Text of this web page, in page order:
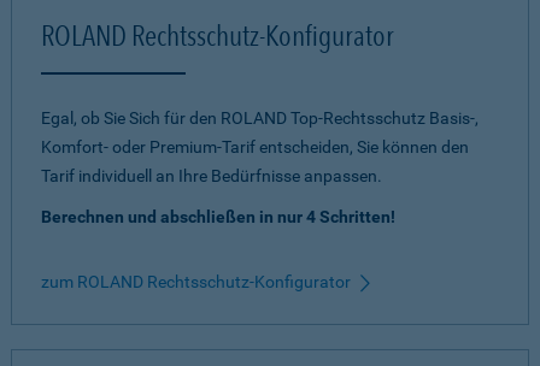
ROLAND Rechtsschutz-Konfigurator
Egal, ob Sie Sich für den ROLAND Top-Rechtsschutz Basis-,
Komfort- oder Premium-Tarif entscheiden, Sie können den
Tarif individuell an Ihre Bedürfnisse anpassen.
Berechnen und abschließen in nur 4 Schritten!
zum ROLAND Rechtsschutz-Konfigurator